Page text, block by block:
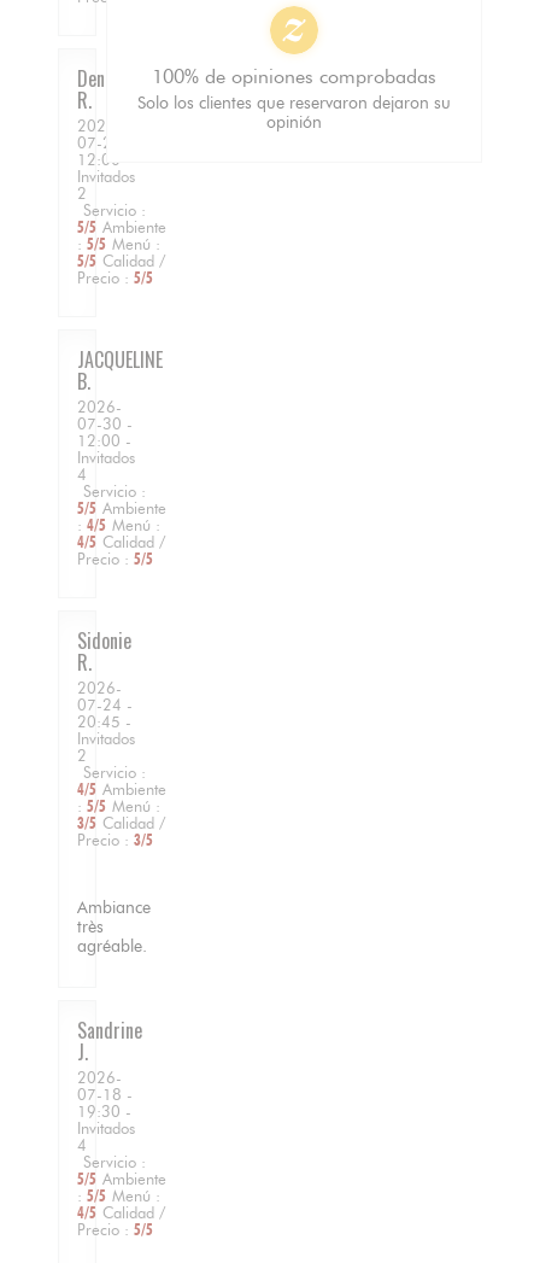
Denis
R
2026-
07-23
12:00 -
Invitados
2
Servicio :
5/5 Ambiente
: 5/5 Menú :
5/5 Calidad /
Precio : 5/5
JACQUELINE
B
2026-
07-30 -
12:00 -
Invitados
4
Servicio :
5/5 Ambiente
: 4/5 Menú :
4/5 Calidad /
Precio : 5/5
Sidonie
R
2026-
07-24 -
20:45 -
Invitados
2
Servicio :
4/5 Ambiente
: 5/5 Menú :
3/5 Calidad /
Precio : 3/5
Ambiance
très
agréable.
Sandrine
J
2026-
07-18 -
19:30 -
Invitados
4
Servicio :
5/5 Ambiente
: 5/5 Menú :
4/5 Calidad /
Precio : 5/5
100% de opiniones comprobadas
Solo los clientes que reservaron dejaron su
opinión